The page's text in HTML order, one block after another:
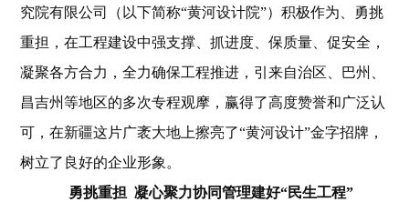
究院有限公司（以下简称“黄河设计院”）积极作为、勇挑
重担，在工程建设中强支撑、抓进度、保质量、促安全，
凝聚各方合力，全力确保工程推进，引来自治区、巴州、
昌吉州等地区的多次专程观摩，赢得了高度赞誉和广泛认
可，在新疆这片广袤大地上擦亮了“黄河设计”金字招牌，
树立了良好的企业形象。
勇挑重担 凝心聚力协同管理建好“民生工程”